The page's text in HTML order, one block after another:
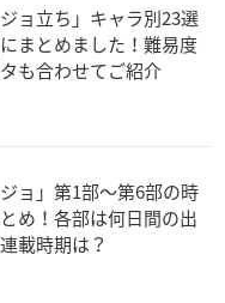
ジョ立ち」キャラ別23選
まとめました！難易度
も合わせてご紹介
ジョ」第1部〜第6部の時
め！各部は何日間の出
載時期は？